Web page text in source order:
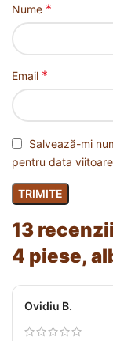
13
4 piese,
Ovidiu B.
Nume *
Email *
Salvează-mi
pentru data